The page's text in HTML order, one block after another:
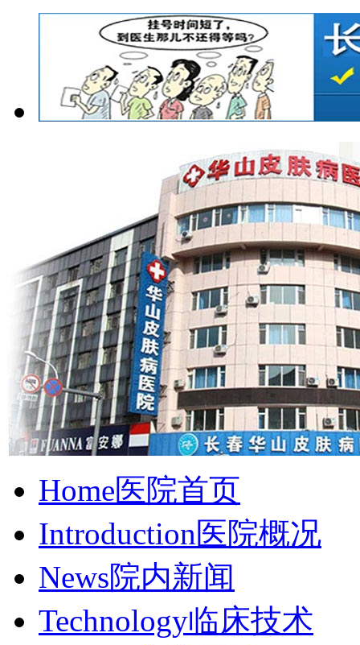
Home医院首页
Introduction医院概况
News院内新闻
Technology临床技术